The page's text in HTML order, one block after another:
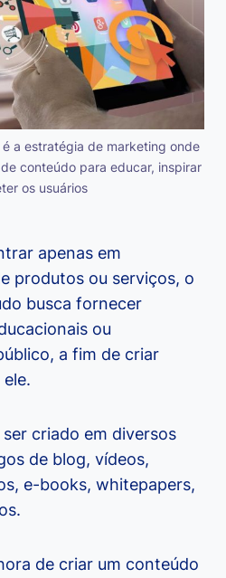
a estratégia de marketing onde
conteúdo para educar, inspirar
os usuários
apenas em
produtos ou serviços, o
busca fornecer
ou
a fim de criar
criado em diversos
de blog, vídeos,
e-books, whitepapers,
de criar um conteúdo